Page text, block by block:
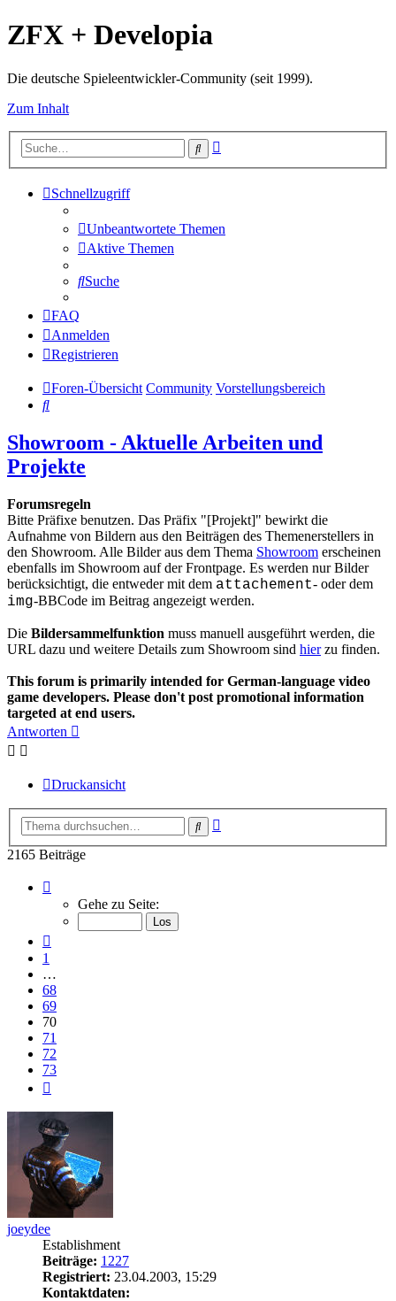
ZFX + Developia
Die deutsche Spieleentwickler-Community (seit 1999).
Zum Inhalt
Suche
Schnellzugriff
Unbeantwortete Themen
Aktive Themen
Suche
FAQ
Anmelden
Registrieren
Foren-Übersicht Community Vorstellungsbereich
Suche
Showroom - Aktuelle Arbeiten und
Projekte
Forumsregeln
Bitte Präfixe benutzen. Das Präfix "[Projekt]" bewirkt die
Aufnahme von Bildern aus den Beiträgen des Themenerstellers in
den Showroom. Alle Bilder aus dem Thema Showroom erscheinen
ebenfalls im Showroom auf der Frontpage. Es werden nur Bilder
berücksichtigt, die entweder mit dem attachement- oder dem
img-BBCode im Beitrag angezeigt werden.
Die Bildersammelfunktion muss manuell ausgeführt werden, die
URL dazu und weitere Details zum Showroom sind hierzu finden.
This forum is primarily intended for German-language video
game developers. Please don't post promotional information
targeted at end users.
Antworten
Druckansicht
Suche
2165 Beiträge
70
von
Gehe zu Seite:
1
…
68
69
70
71
72
73
joeydee
Establishment
Beiträge: 1227
Registriert: 23.04.2003, 15:29
Kontaktdaten: